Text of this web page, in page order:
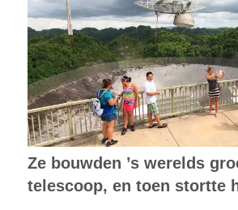
Ze bouwden ’s werelds
telescoop, en toen stortte